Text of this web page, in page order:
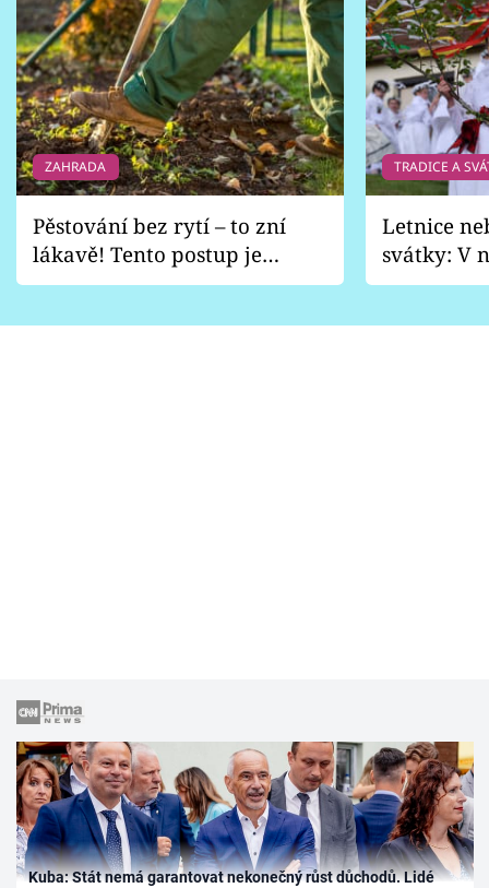
ZAHRADA
Pěstování bez rytí – to zní
lákavě! Tento postup je
vhodný jen pro některé
TRADICE A
Letnice
svátky: V
pondělí
Kuba: Stát nemá garantovat nekonečný růst důchodů. Lidé